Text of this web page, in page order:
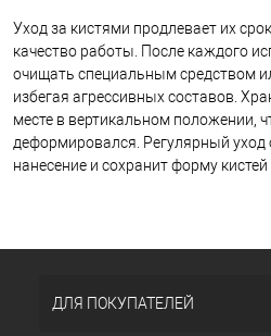
Уход за кистями продлевает их
качество работы. После каждого
очищать специальным средством
избегая агрессивных составов.
месте в вертикальном положении,
деформировался. Регулярный уход
нанесение и сохранит форму кистей
ДЛЯ ПОКУПАТЕЛЕЙ